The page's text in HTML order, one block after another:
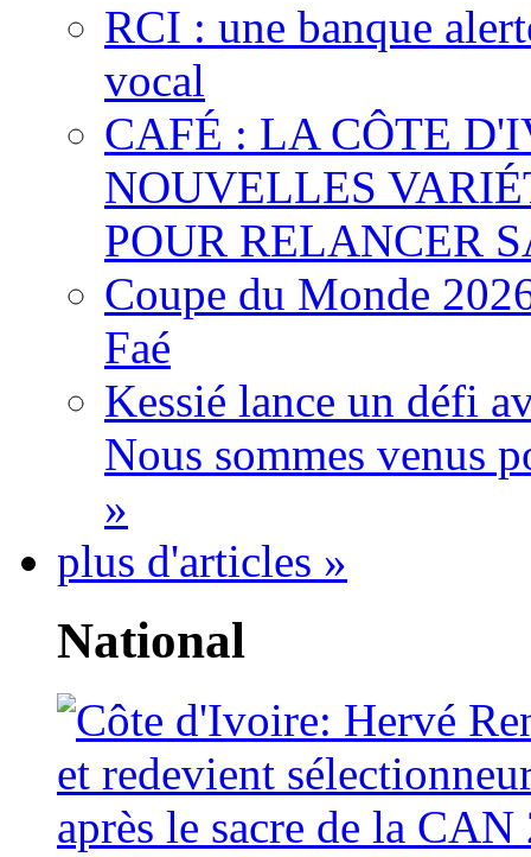
RCI : une banque
vocal
CAFÉ : LA CÔTE
NOUVELLES
POUR RELANCER
Coupe du Monde
Faé
Kessié lance un défi
Nous sommes venus
»
plus d'articles »
National